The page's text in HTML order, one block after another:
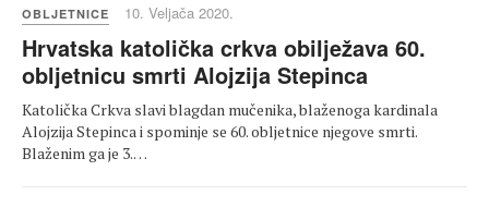
OBLJETNICE 10. Veljača 2020.
Hrvatska katolička crkva obilježava 60.
obljetnicu smrti Alojzija Stepinca
Katolička Crkva slavi blagdan mučenika, blaženoga kardinala
Alojzija Stepinca i spominje se 60. obljetnice njegove smrti.
Blaženim ga je 3.…